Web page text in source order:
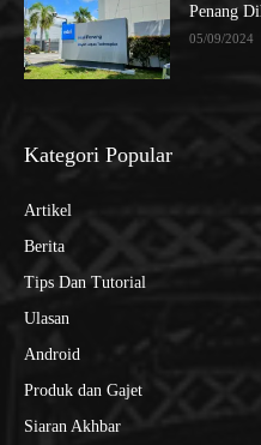
Penang
05/09/2024
Kategori Popular
Artikel
Berita
Tips Dan Tutorial
Ulasan
Android
Produk dan Gajet
Siaran Akhbar